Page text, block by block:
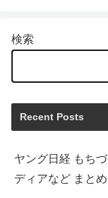
検索
Recent Posts
ヤング日経 もち
ディアなど まとめ